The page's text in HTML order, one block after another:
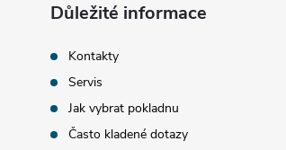
Důležité informace
Kontakty
Servis
Jak vybrat pokladnu
Často kladené dotazy